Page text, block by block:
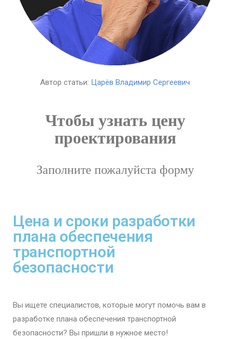
Автор статьи: Царёв Владимир Сергеевич
Чтобы узнать цену
проектирования
Заполните пожалуйста форму
Цена и сроки разработки
плана обеспечения
транспортной
безопасности​
Вы ищете специалистов, которые могут помочь вам в
разработке плана обеспечения транспортной
безопасности? Вы пришли в нужное место!